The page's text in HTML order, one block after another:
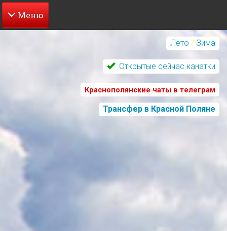
Перейти
Лето / Зима
Открытые сейчас канатки
Краснополянские чаты в телеграм
Трансфер в Красной Поляне